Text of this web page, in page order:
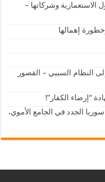
الاستعمارية وشركاتها –
إهمالها
النظام السببي – القصور
“إرضاء الكفار”!
الجدد في الجامع الأموي،